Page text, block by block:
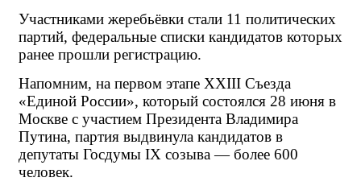
Участниками жеребьёвки стали 11 политических
партий, федеральные списки кандидатов которых
ранее прошли регистрацию.
Напомним, на первом этапе XXIII Съезда
«Единой России», который состоялся 28 июня в
Москве с участием Президента Владимира
Путина, партия выдвинула кандидатов в
депутаты Госдумы IX созыва — более 600
человек.